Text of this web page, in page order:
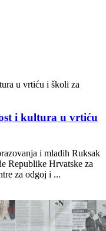
i kultura u vrtiću
i mladih Ruksak
Republike Hrvatske za
za odgoj i ...